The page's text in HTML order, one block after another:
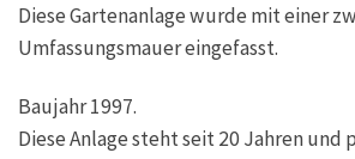
Diese Gartenanlage wurde mit einer
Umfassungsmauer eingefasst.
Baujahr 1997.
Diese Anlage steht seit 20 Jahren und